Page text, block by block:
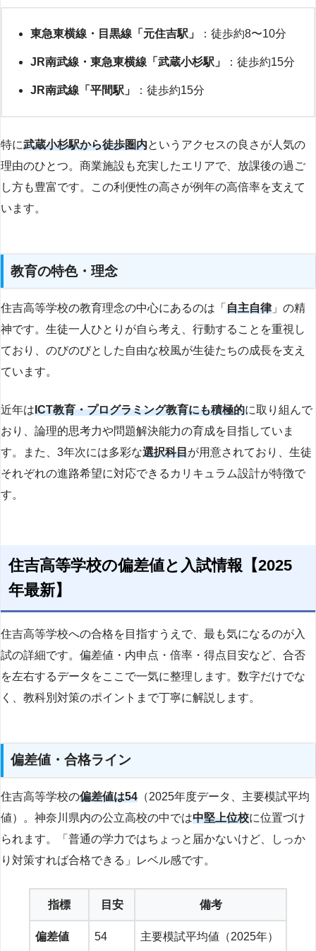
東急東横線・目黒線「元住吉駅」 ：徒歩約8〜10分
JR南武線・東急東横線「武蔵小杉駅」 ：徒歩約15分
JR南武線「平間駅」 ：徒歩約15分
特に武蔵小杉駅から徒歩圏内というアクセスの良さが人気の
理由のひとつ。商業施設も充実したエリアで、放課後の過ご
し方も豊富です。この利便性の高さが例年の高倍率を支えて
います。
教育の特色・理念
住吉高等学校の教育理念の中心にあるのは「 自主自律」の精
神です。生徒一人ひとりが自ら考え、行動することを重視し
ており、のびのびとした自由な校風が生徒たちの成長を支え
ています。
近年はICT教育・プログラミング教育にも積極的に取り組んで
おり、論理的思考力や問題解決能力の育成を目指していま
す。また、3年次には多彩な選択科目が用意されており、生徒
それぞれの進路希望に対応できるカリキュラム設計が特徴で
す。
住吉高等学校の偏差値と入試情報【2025
年最新】
住吉高等学校への合格を目指すうえで、最も気になるのが入
試の詳細です。偏差値・内申点・倍率・得点目安など、合否
を左右するデータをここで一気に整理します。数字だけでな
く、教科別対策のポイントまで丁寧に解説します。
偏差値・合格ライン
住吉高等学校の偏差値は54 （2025年度データ、主要模試平均
値）。神奈川県内の公立高校の中では中堅上位校に位置づけ
られます。「普通の学力ではちょっと届かないけど、しっか
り対策すれば合格できる」レベル感です。
指標 目安 備考
偏差値 54 主要模試平均値（2025年）